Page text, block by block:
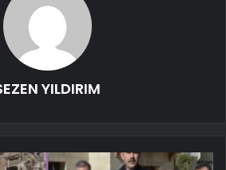
YILDIRIM